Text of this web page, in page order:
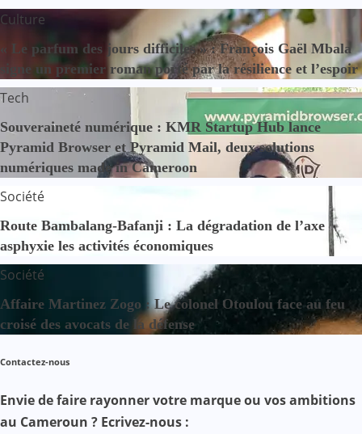
Culture
« Le parfum des jours difficiles » : François Gaël Mbala
signe un premier roman porté par la résilience et l’espoir
Tech
Souveraineté numérique : KMR Startup Hub lance
Pyramid Browser et Pyramid Mail, deux solutions
numériques made in Cameroon
Société
Route Bambalang-Bafanji : La dégradation de l’axe
asphyxie les activités économiques
Société
Affaire Martinez Zogo : Le colonel Otoulou face au feu
croisé des avocats de la défense
Contactez-nous
Envie de faire rayonner votre marque ou vos ambitions
au Cameroun ? Ecrivez-nous :